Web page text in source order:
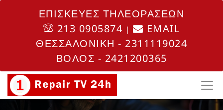
ΕΠΙΣΚΕΥΕΣ ΤΗΛΕΟΡΑΣΕΩΝ
213 0905874 |
EMAIL
ΘΕΣΣΑΛΟΝΙΚΗ - 2311119024
ΒΟΛΟΣ - 2421200365